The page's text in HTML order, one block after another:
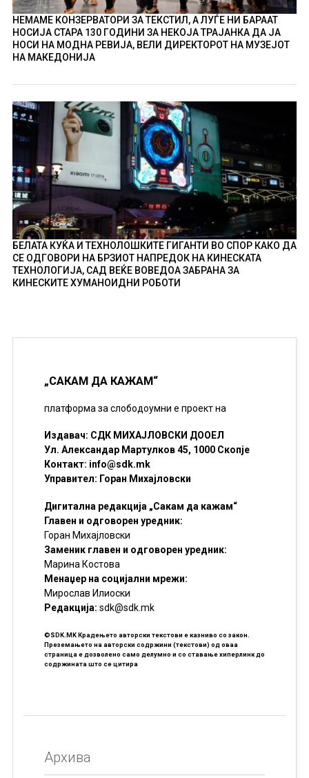
НЕМАМЕ КОНЗЕРВАТОРИ ЗА ТЕКСТИЛ, А ЛУЃЕ НИ БАРААТ
НОСИЈА СТАРА 130 ГОДИНИ ЗА НЕКОЈА ТРАЈАНКА ДА ЈА
НОСИ НА МОДНА РЕВИЈА, ВЕЛИ ДИРЕКТОРОТ НА МУЗЕЈОТ
НА МАКЕДОНИЈА
БЕЛАТА КУЌА И ТЕХНОЛОШКИТЕ ГИГАНТИ ВО СПОР КАКО ДА
СЕ ОДГОВОРИ НА БРЗИОТ НАПРЕДОК НА КИНЕСКАТА
ТЕХНОЛОГИЈА, САД ВЕЌЕ ВОВЕДОА ЗАБРАНА ЗА
КИНЕСКИТЕ ХУМАНОИДНИ РОБОТИ
„САКАМ ДА КАЖАМ“
платформа за слободоумни е проект на
Издавач: СДК МИХАЈЛОВСКИ ДООЕЛ
Ул. Александар Мартулков 45, 1000 Скопје
Контакт: info@sdk.mk
Управител: Горан Михајловски
Дигитална редакција „Сакам да кажам“
Главен и одговорен уредник:
Горан Михајловски
Заменик главен и одговорен уредник:
Марина Костова
Менаџер на социјални мрежи:
Мирослав Илиоски
Редакцијa: sdk@sdk.mk
©SDK.MK Крадењето авторски текстови е казниво со закон.
Преземањето на авторски содржини (текстови) од оваа
страница е дозволено само делумно и со ставање хиперлинк до
содржината што се цитира
Архива